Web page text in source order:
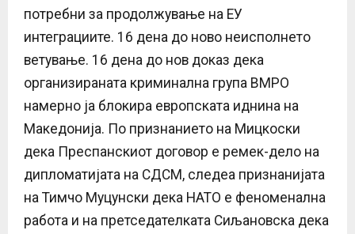
потребни за продолжување на ЕУ
интеграциите. 16 дена до ново неисполнето
ветување. 16 дена до нов доказ дека
организираната криминална група ВМРО
намерно ја блокира европската иднина на
Македонија. По признанието на Мицкоски
дека Преспанскиот договор е ремек-дело на
дипломатијата на СДСМ, следеа признанијата
на Тимчо Муцунски дека НАТО е феноменална
работа и на претседателката Сиљановска дека